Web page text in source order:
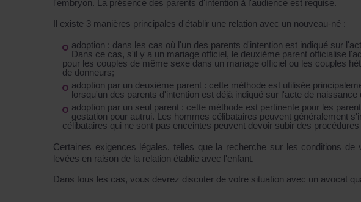
l'embryon. La présence des parents d'intention à l'audience est requise.
Il existe 3 manières principales d'établir une relation avec un nouveau-né :
adoption : dans les cas où l'un des parents d'intention est indiqué sur
Dans ce cas, s'il y a un mariage officiel, le deuxième parent officialise
pour les couples de même sexe dans un mariage officiel ou les couples
de donneurs;
adoption par un deuxième parent : cette méthode est utilisée
lorsqu'un des parents d'intention est déjà indiqué sur l'acte de naissance
adoption par un seul parent : cette méthode est pertinente pour les
gestation pour autrui. Les hommes célibataires peuvent généralement
célibataires qui ne sont pas enceintes peuvent devoir subir des
Certaines exigences légales, telles que la recherche sur les conditions
levées en raison de la relation établie avec l'enfant.
Dans tous les cas, vous devrez discuter de votre situation avec un avocat